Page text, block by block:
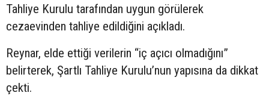
Tahliye Kurulu tarafından uygun görülerek
cezaevinden tahliye edildiğini açıkladı.
Reynar, elde ettiği verilerin “iç açıcı olmadığını”
belirterek, Şartlı Tahliye Kurulu’nun yapısına da dikkat
çekti.